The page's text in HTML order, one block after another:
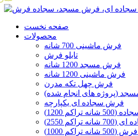
صفحه نخست
محصولات
فرش ماشینی 700 شانه
تابلو فرش
فرش مسجد 1200 شانه
فرش ماشینی 1200 شانه
فرش چهل تکه مدرن
(پروژه های انجام شده)
فرش سجاده ای یکپارچه
تراکم 1200)
تراکم 2550)
تراکم 1000)